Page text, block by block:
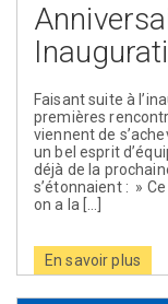
Faisant suite à
premières
viennent de
un bel esprit
déjà de la
s’étonnaient : »
on a la […]
En savoir plus